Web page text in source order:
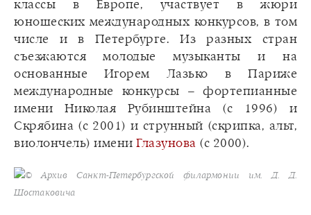
классы в Европе, участвует в жюри
юношеских международных конкурсов, в том
числе и в Петербурге. Из разных стран
съезжаются молодые музыканты и на
основанные Игорем Лазько в Париже
международные конкурсы – фортепианные
имени Николая Рубинштейна (с 1996) и
Скрябина (с 2001) и струнный (скрипка, альт,
виолончель) имени Глазунова (с 2000).
© Архив Санкт-Петербургской филармонии им. Д. Д.
Шостаковича